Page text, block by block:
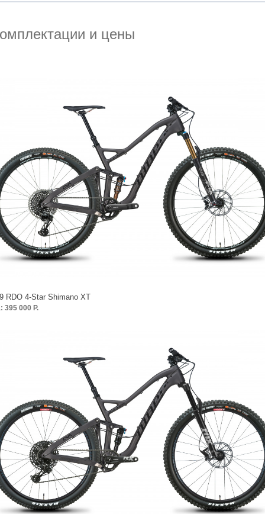
и цены
RDO 4-Star Shimano XT
395 000 P.